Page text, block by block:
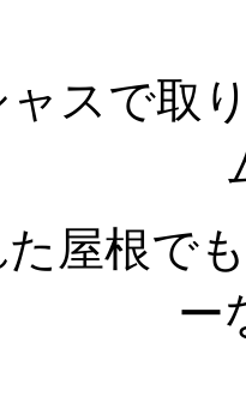
スで取
屋根で
ー